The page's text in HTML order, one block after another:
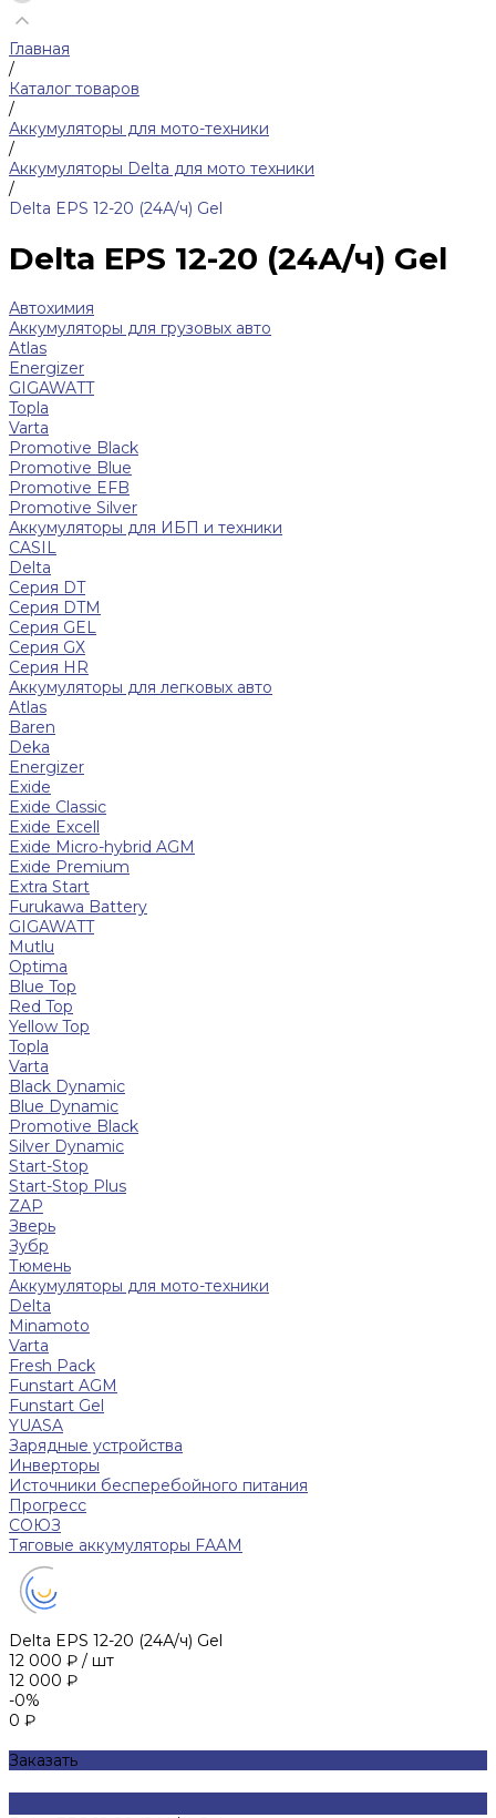
Главная
/
Каталог товаров
/
Аккумуляторы для мото-техники
/
Аккумуляторы Delta для мото техники
/
Delta EPS 12-20 (24А/ч) Gel
Delta EPS 12-20 (24А/ч) Gel
Автохимия
Аккумуляторы для грузовых авто
Atlas
Energizer
GIGAWATT
Topla
Varta
Promotive Black
Promotive Blue
Promotive EFB
Promotive Silver
Аккумуляторы для ИБП и техники
CASIL
Delta
Серия DT
Серия DTM
Серия GEL
Серия GХ
Серия HR
Аккумуляторы для легковых авто
Atlas
Baren
Deka
Energizer
Exide
Exide Classic
Exide Excell
Exide Micro-hybrid AGM
Exide Premium
Extra Start
Furukawa Battery
GIGAWATT
Mutlu
Optima
Blue Top
Red Top
Yellow Top
Topla
Varta
Black Dynamic
Blue Dynamic
Promotive Black
Silver Dynamic
Start-Stop
Start-Stop Plus
ZAP
Зверь
Зубр
Тюмень
Аккумуляторы для мото-техники
Delta
Minamoto
Varta
Fresh Pack
Funstart AGM
Funstart Gel
YUASA
Зарядные устройства
Инверторы
Источники бесперебойного питания
Прогресс
СОЮЗ
Тяговые аккумуляторы FAAM
Delta EPS 12-20 (24А/ч) Gel
12 000 ₽ / шт
12 000 ₽
-0%
0 ₽
Заказать